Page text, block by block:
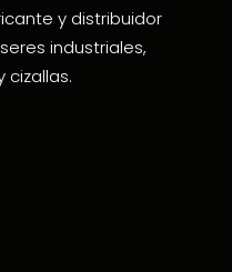
y distribuidor
industriales,
cizallas.